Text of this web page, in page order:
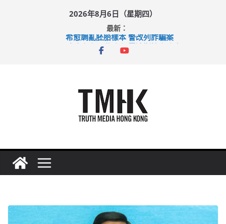
2026年8月6日（星期四）
最新：
希愈調亂胚胎樣本 警改列詐騙案
足球盛會次場激戰 祖雲達斯挫車路士